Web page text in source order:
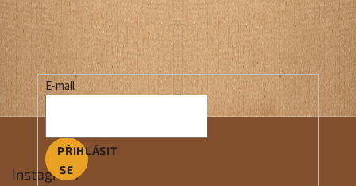
E-mail
PŘIHLÁSIT
SE
Instagram